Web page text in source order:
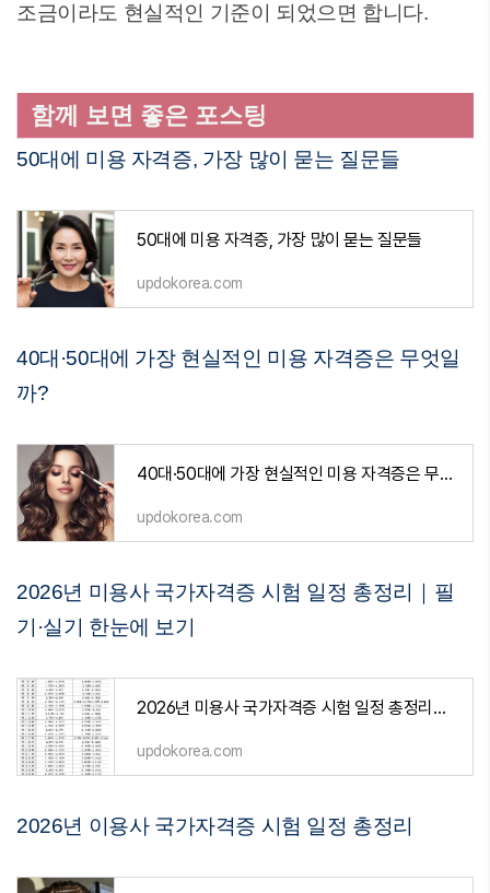
조금이라도 현실적인 기준이 되었으면 합니다.
함께 보면 좋은 포스팅
50대에 미용 자격증, 가장 많이 묻는 질문들
50대에 미용 자격증, 가장 많이 묻는 질문들
updokorea.com
40대·50대에 가장 현실적인 미용 자격증은 무엇일
까?
40대·50대에 가장 현실적인 미용 자격증은 무엇일까?
updokorea.com
2026년 미용사 국가자격증 시험 일정 총정리｜필
기·실기 한눈에 보기
2026년 미용사 국가자격증 시험 일정 총정리｜필기·실기 한눈에 보기
updokorea.com
2026년 이용사 국가자격증 시험 일정 총정리